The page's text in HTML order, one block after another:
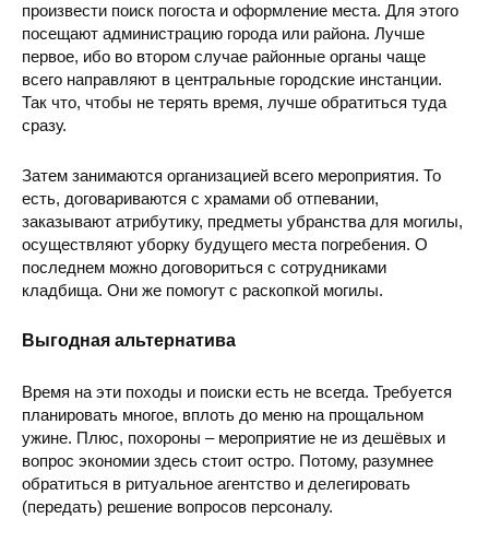
произвести поиск погоста и оформление места. Для этого
посещают администрацию города или района. Лучше
первое, ибо во втором случае районные органы чаще
всего направляют в центральные городские инстанции.
Так что, чтобы не терять время, лучше обратиться туда
сразу.
Затем занимаются организацией всего мероприятия. То
есть, договариваются с храмами об отпевании,
заказывают атрибутику, предметы убранства для могилы,
осуществляют уборку будущего места погребения. О
последнем можно договориться с сотрудниками
кладбища. Они же помогут с раскопкой могилы.
Выгодная альтернатива
Время на эти походы и поиски есть не всегда. Требуется
планировать многое, вплоть до меню на прощальном
ужине. Плюс, похороны – мероприятие не из дешёвых и
вопрос экономии здесь стоит остро. Потому, разумнее
обратиться в ритуальное агентство и делегировать
(передать) решение вопросов персоналу.